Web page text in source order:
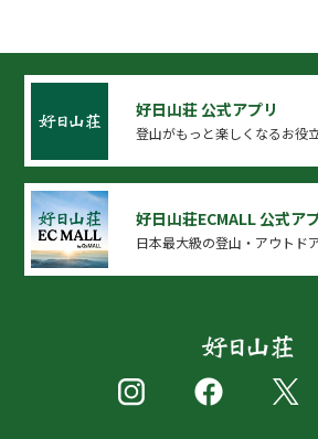
好日山荘 公式アプリ
登山がもっと楽しくなるお役
好日山荘ECMALL 公式ア
日本最大級の登山・アウトド